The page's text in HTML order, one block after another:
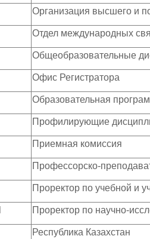
Организация высшего и
Отдел международных
Общеобразовательные
Офис Регистратора
Образовательная
Профилирующие
Приемная комиссия
Профессорско-
Проректор по учебной и
Проректор по научно-
Республика Казахстан